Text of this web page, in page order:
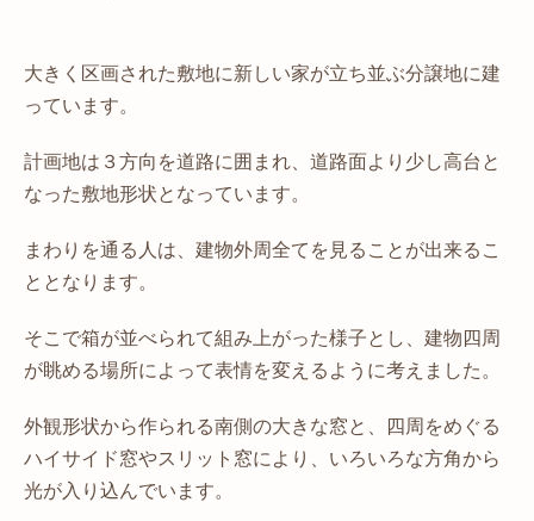
大きく区画された敷地に新しい家が立ち並ぶ分譲地に建
っています。
計画地は３方向を道路に囲まれ、道路面より少し高台と
なった敷地形状となっています。
まわりを通る人は、建物外周全てを見ることが出来るこ
ととなります。
そこで箱が並べられて組み上がった様子とし、建物四周
が眺める場所によって表情を変えるように考えました。
外観形状から作られる南側の大きな窓と、四周をめぐる
ハイサイド窓やスリット窓により、いろいろな方角から
光が入り込んでいます。